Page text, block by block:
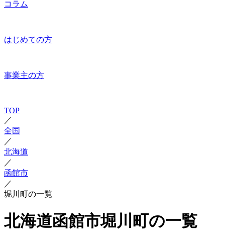
コラム
はじめての方
事業主の方
TOP
／
全国
／
北海道
／
函館市
／
堀川町の一覧
北海道函館市堀川町の一覧